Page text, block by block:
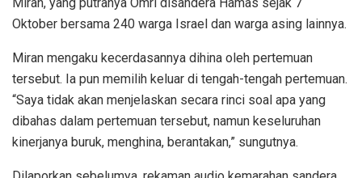
Oktober bersama 240 warga Israel dan warga asing lainnya.
Miran mengaku kecerdasannya dihina oleh pertemuan
tersebut. Ia pun memilih keluar di tengah-tengah pertemuan.
“Saya tidak akan menjelaskan secara rinci soal apa yang
dibahas dalam pertemuan tersebut, namun keseluruhan
kinerjanya buruk, menghina, berantakan,” sungutnya.